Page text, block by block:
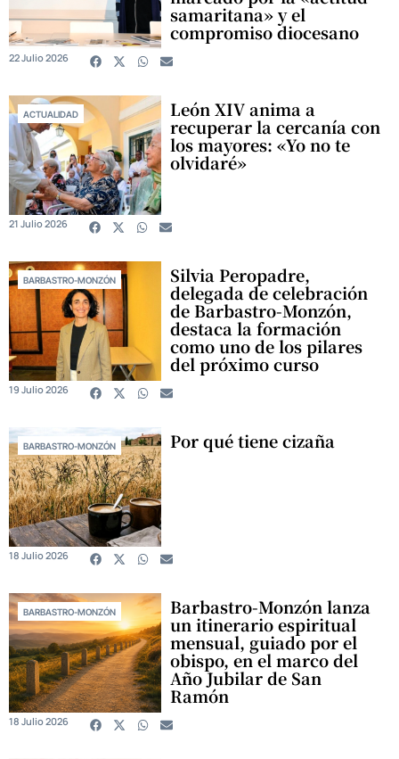
samaritana» y el
compromiso diocesano
22 Julio 2026
ACTUALIDAD León XIV anima a
recuperar la cercanía con
los mayores: «Yo no te
olvidaré»
21 Julio 2026
BARBASTRO-MONZÓN Silvia Peropadre,
delegada de celebración
de Barbastro-Monzón,
destaca la formación
como uno de los pilares
del próximo curso
19 Julio 2026
BARBASTRO-MONZÓN Por qué tiene cizaña
18 Julio 2026
BARBASTRO-MONZÓN Barbastro-Monzón lanza
un itinerario espiritual
mensual, guiado por el
obispo, en el marco del
Año Jubilar de San
Ramón
18 Julio 2026